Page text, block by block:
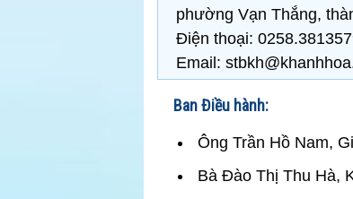
phường Vạn Thắng,
Điện thoại:
Email:
Ban Điều hành:
Ông Trần Hồ Nam,
Bà Đào Thị Thu Hà,